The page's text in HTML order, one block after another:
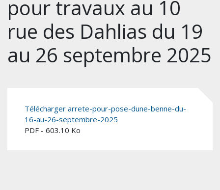
pour travaux au 10
rue des Dahlias du 19
au 26 septembre 2025
Télécharger arrete-pour-pose-dune-benne-du-
16-au-26-septembre-2025
PDF - 603.10 Ko